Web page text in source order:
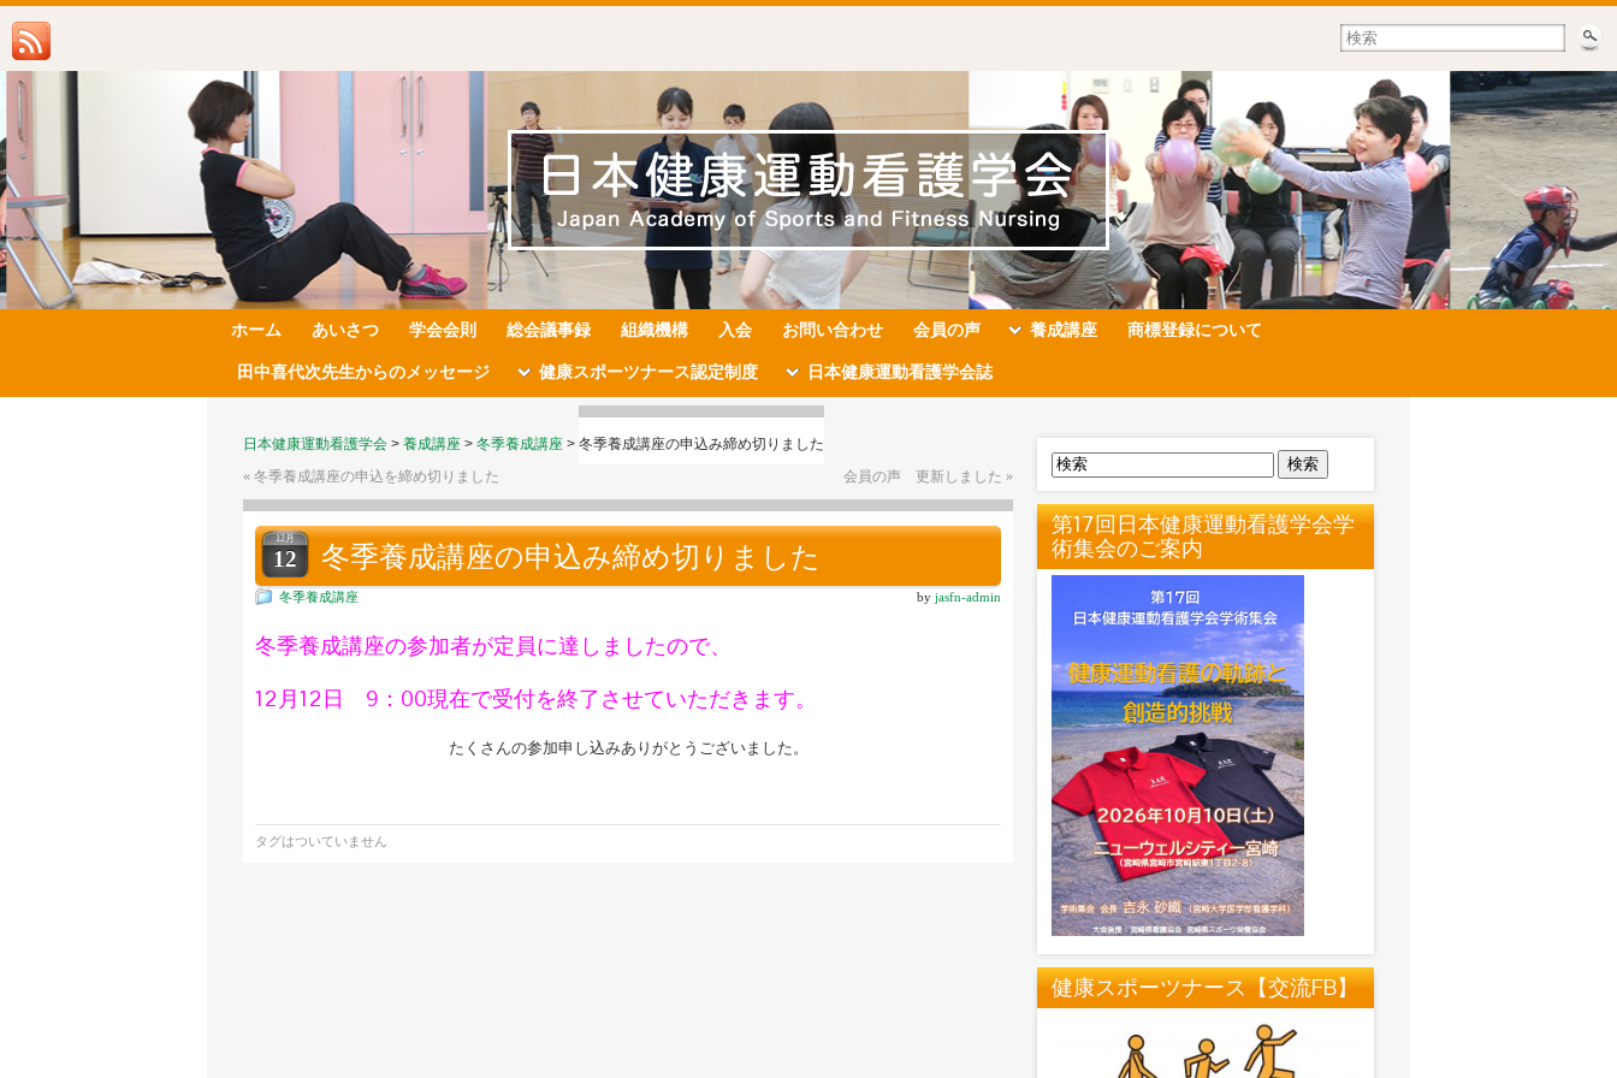
ホーム あいさつ 学会会則 総会議事録 組織機構 入会 お問い合わせ 会員の声 養成講座 商標登録について
田中喜代次先生からのメッセージ 健康スポーツナース認定制度 日本健康運動看護学会誌
日本健康運動看護学会 > 養成講座 > 冬季養成講座 > 冬季養成講座の申込み締め切りました
« 冬季養成講座の申込を締め切りました 会員の声 更新しました »
12月
12 冬季養成講座の申込み締め切りました
冬季養成講座 by jasfn-admin
冬季養成講座の参加者が定員に達しましたので、
12月12日 9：00現在で受付を終了させていただきます。
たくさんの参加申し込みありがとうございました。
タグはついていません
検索
第17回日本健康運動看護学会学
術集会のご案内
健康スポーツナース【交流FB】